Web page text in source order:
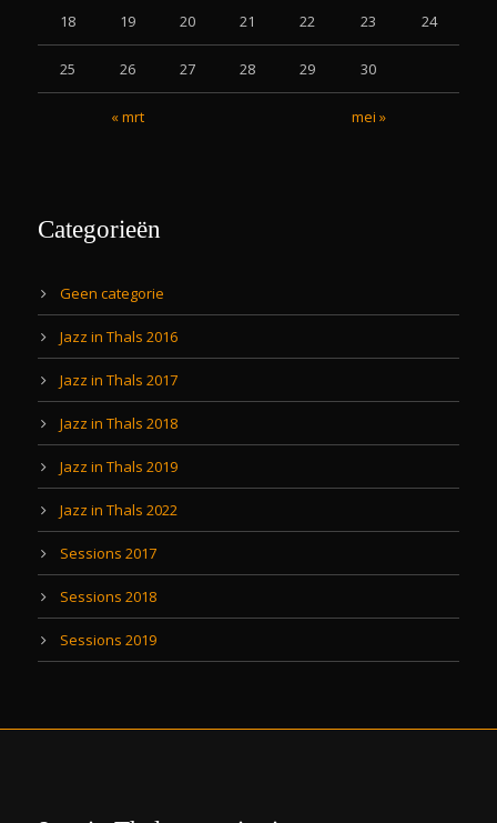
« mrt mei »
18 19 20 21 22 23 24
25 26 27 28 29 30
Categorieën
Geen categorie
Jazz in Thals 2016
Jazz in Thals 2017
Jazz in Thals 2018
Jazz in Thals 2019
Jazz in Thals 2022
Sessions 2017
Sessions 2018
Sessions 2019